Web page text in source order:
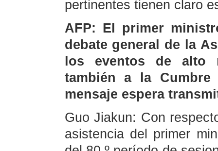
pertinentes tienen claro
AFP: El primer
debate general de la
los eventos de alto
también a la
mensaje espera
Guo Jiakun: Con
asistencia del primer